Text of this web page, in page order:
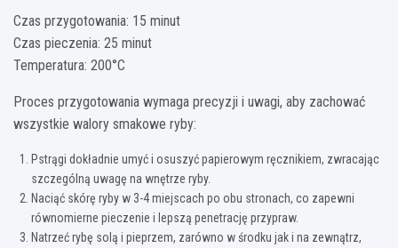
Czas przygotowania: 15 minut
Czas pieczenia: 25 minut
Temperatura: 200°C
Proces przygotowania wymaga precyzji i uwagi, aby zachować
wszystkie walory smakowe ryby:
Pstrągi dokładnie umyć i osuszyć papierowym ręcznikiem, zwracając
szczególną uwagę na wnętrze ryby.
Naciąć skórę ryby w 3-4 miejscach po obu stronach, co zapewni
równomierne pieczenie i lepszą penetrację przypraw.
Natrzeć rybę solą i pieprzem, zarówno w środku jak i na zewnątrz,